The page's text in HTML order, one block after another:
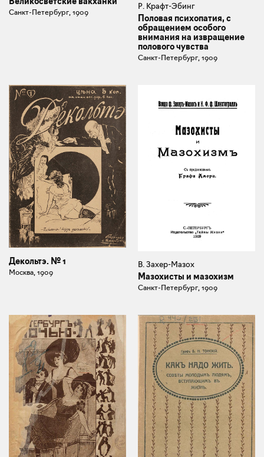
Санкт-Петербург, 1909
Р. Крафт-Эбинг
Половая психопатия, с
обращением особого
внимания на извращение
полового чувства
Санкт-Петербург, 1909
Декольтэ. № 1
Москва, 1909
В. Захер-Мазох
Мазохисты и мазохизм
Санкт-Петербург, 1909